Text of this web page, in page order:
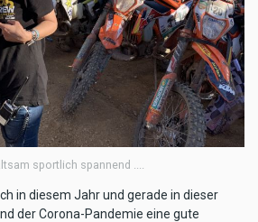
sportlich spannend ....
in diesem Jahr und gerade in dieser
der Corona-Pandemie eine gute